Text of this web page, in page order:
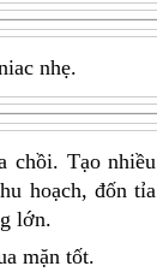
nhẹ.
chồi. Tạo nhiều
hoạch, đốn tỉa
lớn.
mặn tốt.